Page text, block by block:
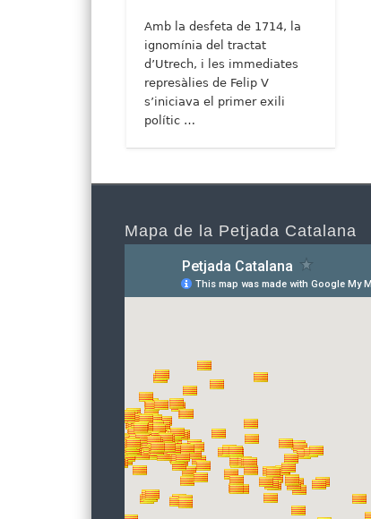
Amb la desfeta de 1714, la
ignomínia del tractat
d’Utrech, i les immediates
represàlies de Felip V
s’iniciava el primer exili
polític …
Mapa de la Petjada Catalana